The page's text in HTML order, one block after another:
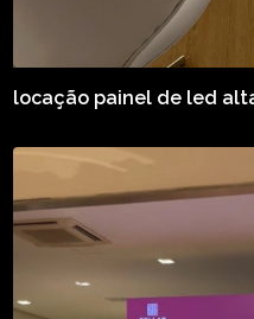
locação painel de led